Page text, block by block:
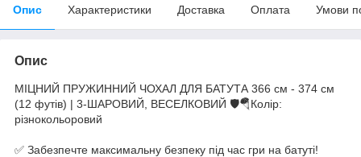
Опис Характеристики Доставка Оплата Умови
Опис
МІЦНИЙ ПРУЖИННИЙ ЧОХАЛ ДЛЯ БАТУТА 366 см - 374 см
(12 футів) | 3-ШАРОВИЙ, ВЕСЕЛКОВИЙ 🛡️🪂Колір:
різнокольоровий
✅ Забезпечте максимальну безпеку під час гри на батуті!